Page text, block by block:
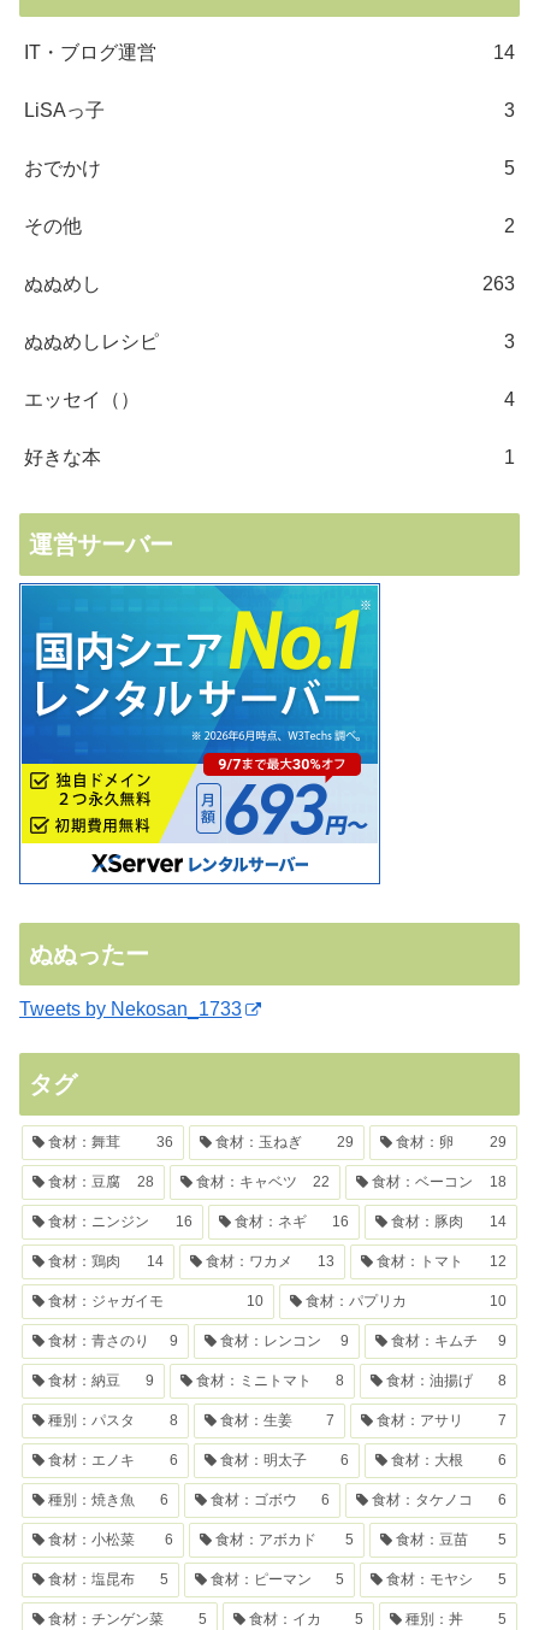
IT・ブログ運営 14
LiSAっ子 3
おでかけ 5
その他 2
ぬぬめし 263
ぬぬめしレシピ 3
エッセイ（） 4
好きな本 1
運営サーバー
ぬぬったー
Tweets by Nekosan_1733
タグ
食材：舞茸 36 食材：玉ねぎ 29 食材：卵 29
食材：豆腐 28 食材：キャベツ 22 食材：ベーコン 18
食材：ニンジン 16 食材：ネギ 16 食材：豚肉 14
食材：鶏肉 14 食材：ワカメ 13 食材：トマト 12
食材：ジャガイモ 10 食材：パプリカ 10
食材：青さのり 9 食材：レンコン 9 食材：キムチ 9
食材：納豆 9 食材：ミニトマト 8 食材：油揚げ 8
種別：パスタ 8 食材：生姜 7 食材：アサリ 7
食材：エノキ 6 食材：明太子 6 食材：大根 6
種別：焼き魚 6 食材：ゴボウ 6 食材：タケノコ 6
食材：小松菜 6 食材：アボカド 5 食材：豆苗 5
食材：塩昆布 5 食材：ピーマン 5 食材：モヤシ 5
食材：チンゲン菜 5 食材：イカ 5 種別：丼 5